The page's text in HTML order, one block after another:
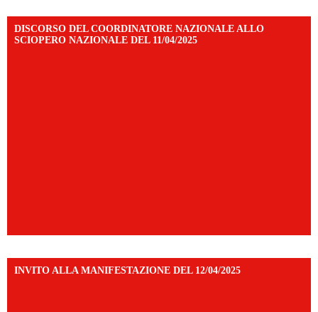
DISCORSO DEL COORDINATORE NAZIONALE ALLO
SCIOPERO NAZIONALE DEL 11/04/2025
INVITO ALLA MANIFESTAZIONE DEL 12/04/2025